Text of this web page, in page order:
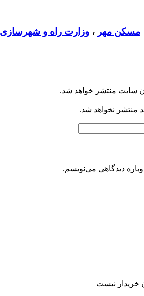
مسکن مهر ، وزارت راه و شهرسازی
سایت منتشر خواهد شد.
منتشر نخواهد شد.
دیدگاهی می‌نویسم.